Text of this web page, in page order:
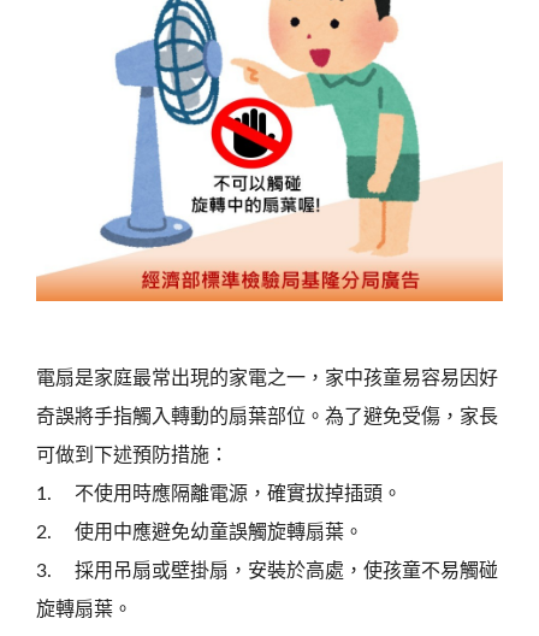
電扇是家庭最常出現的家電之一，家中孩童易容易因好
奇誤將手指觸入轉動的扇葉部位。為了避免受傷，家長
可做到下述預防措施：
1.
不使用時應隔離電源，確實拔掉插頭。
2.
使用中應避免幼童誤觸旋轉扇葉。
3.
採用吊扇或壁掛扇，安裝於高處，使孩童不易觸碰
旋轉扇葉。